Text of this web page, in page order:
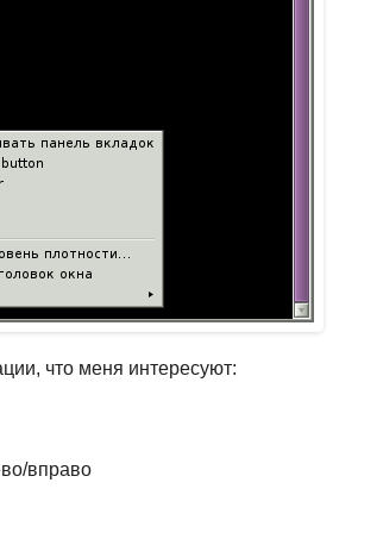
что меня интересуют:
вправо